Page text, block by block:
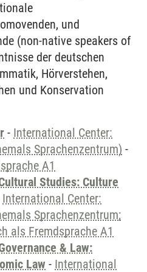
und
(non-native speakers of
der deutschen
Hörverstehen,
und Konservation
- International Center:
Sprachenzentrum) -
A1
Studies: Culture
International Center:
Sprachenzentrum;
als Fremdsprache A1
& Law:
Law - International